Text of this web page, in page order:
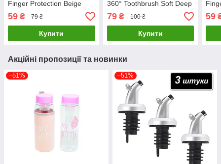
Finger Protection Beige
Розмір L
59 ₴ 79 ₴
Купити
360° Toothbrush Soft Deep
Clean Black
79₴ 100 ₴
Купити
59
Акційні пропозиції та новинки
–51% –51%